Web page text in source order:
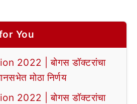
You
2022 | बोगस डॉक्टरांचा
मोठा निर्णय
2022 | बोगस डॉक्टरांचा